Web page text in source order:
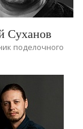
Суханов
поделочного